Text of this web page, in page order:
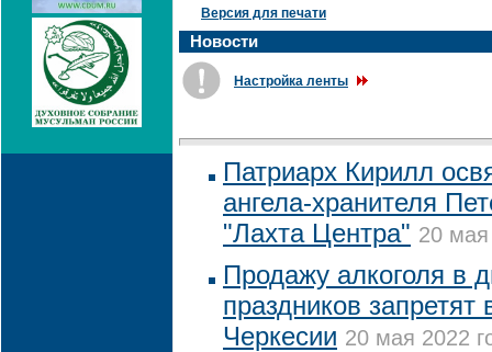
Версия для печати
Новости
Настройка ленты
Патриарх Кирилл
ангела-хранителя
"Лахта Центра" 20 мая
Продажу алкоголя в
праздников запретят
Черкесии 20 мая 2022